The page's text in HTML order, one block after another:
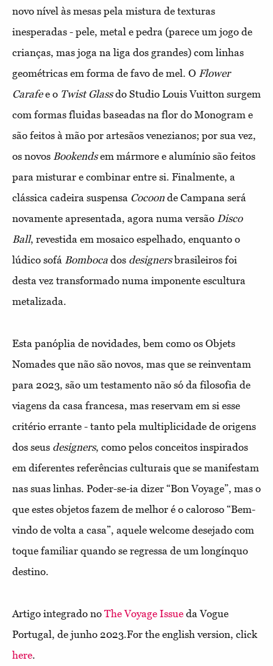
novo nível às mesas pela mistura de texturas
inesperadas - pele, metal e pedra (parece um jogo de
crianças, mas joga na liga dos grandes) com linhas
geométricas em forma de favo de mel. O Flower
Carafee o Twist Glassdo Studio Louis Vuitton surgem
com formas fluidas baseadas na flor do Monogram e
são feitos à mão por artesãos venezianos; por sua vez,
os novos Bookendsem mármore e alumínio são feitos
para misturar e combinar entre si. Finalmente, a
clássica cadeira suspensa Cocoon de Campana será
novamente apresentada, agora numa versão Disco
Ball, revestida em mosaico espelhado, enquanto o
lúdico sofá Bomboca dos designersbrasileiros foi
desta vez transformado numa imponente escultura
metalizada.
Esta panóplia de novidades, bem como os Objets
Nomades que não são novos, mas que se reinventam
para 2023, são um testamento não só da filosofia de
viagens da casa francesa, mas reservam em si esse
critério errante - tanto pela multiplicidade de origens
dos seus designers, como pelos conceitos inspirados
em diferentes referências culturais que se manifestam
nas suas linhas. Poder-se-ia dizer “Bon Voyage”, mas o
que estes objetos fazem de melhor é o caloroso “Bem-
vindo de volta a casa”, aquele welcome desejado com
toque familiar quando se regressa de um longínquo
destino.
Artigo integrado no The Voyage Issue da Vogue
Portugal, de junho 2023.For the english version, click
here.